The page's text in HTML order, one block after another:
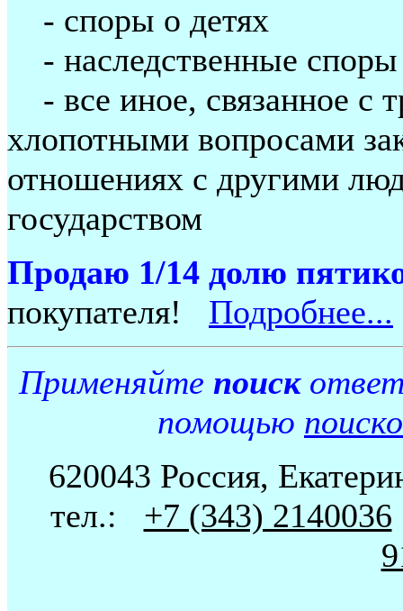
- споры о детях
- наследственные споры
- все иное, связанное с
хлопотными вопросами
отношениях с другими
государством
Продаю 1/14 долю
покупателя! Подробнее...
Применяйте поиск
помощью
620043 Россия,
тел.: +7 (343) 2140036